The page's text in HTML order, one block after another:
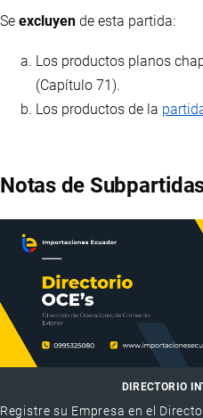
Se excluyen de esta partida:
Los productos planos
(Capítulo 71).
Los productos de la
Notas de
DIRECTORIO
Registre su Empresa en el